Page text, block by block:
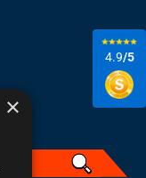
4.9/5
×